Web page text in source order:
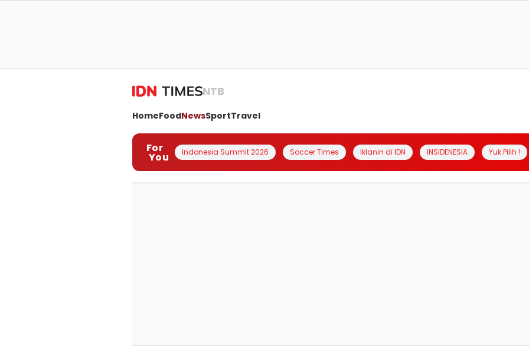
NTB
HomeFoodNewsSportTravel
For
You Indonesia Summit 2026 Soccer Times Iklanin di IDN INSIDENESIA Yuk Pilih !